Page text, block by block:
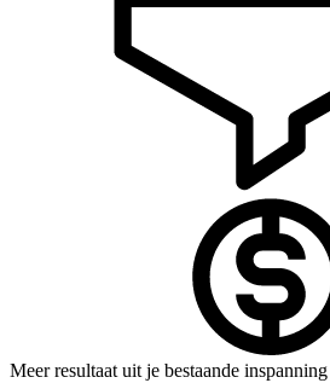
Meer resultaat uit je bestaande